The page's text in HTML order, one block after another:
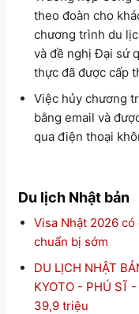
theo đoàn cho
chương trình du
và đề nghị Đại sứ
thực đã được cấp
Việc hủy chương
bằng email và
qua điện thoại
Du lịch Nhật bản
Visa Nhật 2026
chuẩn bị sớm
DU LỊCH NHẬT
KYOTO - PHÚ SĨ
39,9 triệu